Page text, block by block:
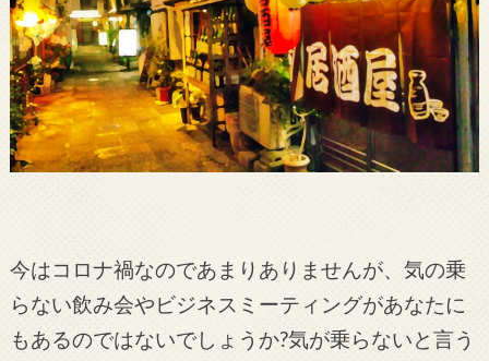
今はコロナ禍なのであまりありませんが、気の乗
らない飲み会やビジネスミーティングがあなたに
もあるのではないでしょうか?気が乗らないと言う